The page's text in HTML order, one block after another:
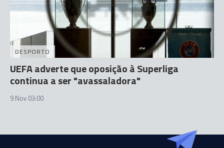
DESPORTO
UEFA adverte que oposição à Superliga
continua a ser "avassaladora"
9 Nov 03:00